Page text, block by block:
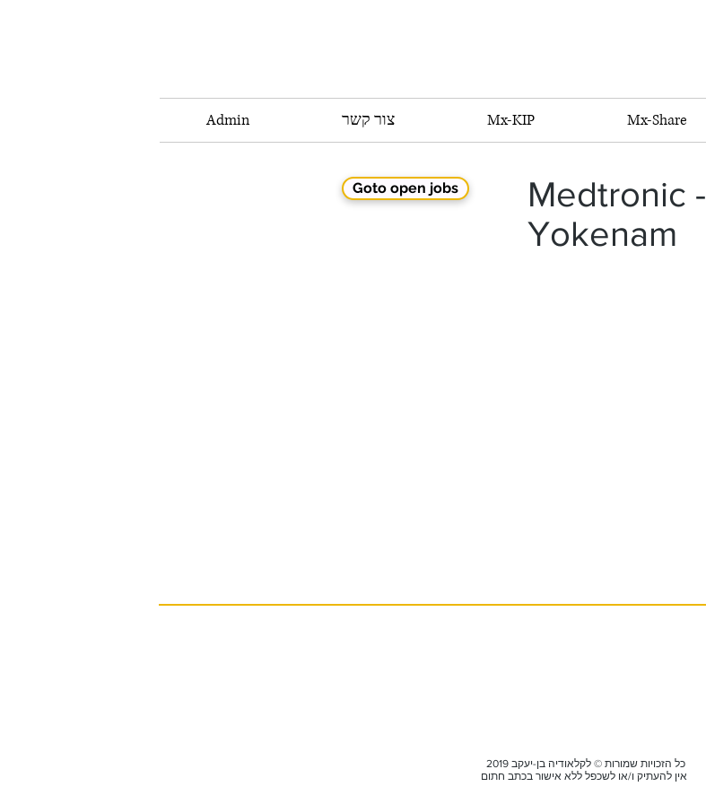
Mx-Share
Mx-KIP צור קשר Admin
Goto open jobs
Medtronic -
Yokenam
2019 כל הזכויות שמורות © לקלאודיה בן-יעקב